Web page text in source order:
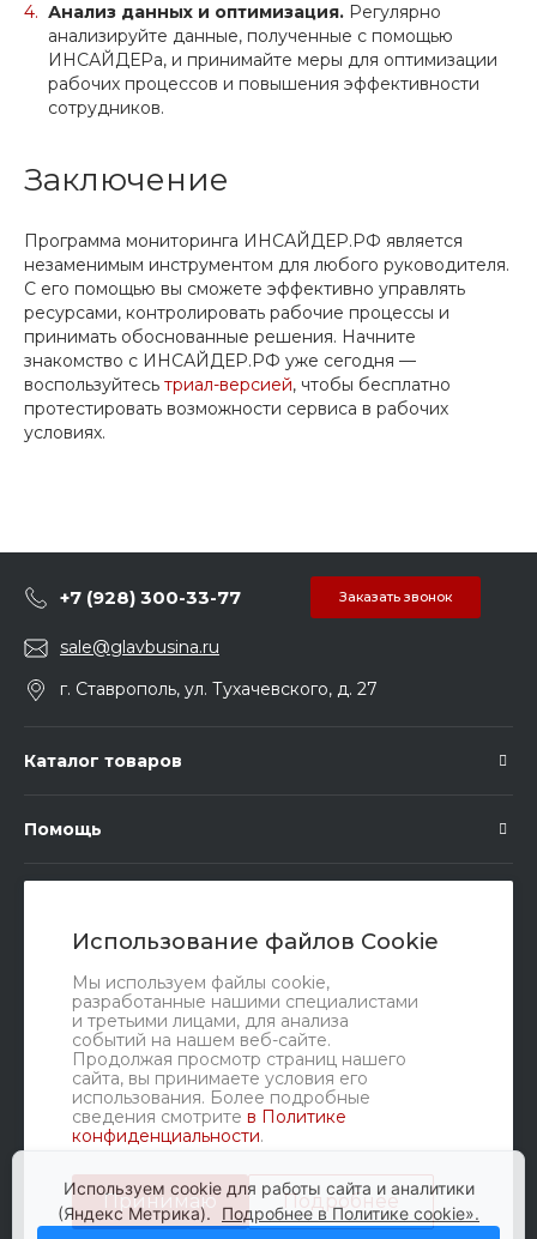
Использование файлов Cookie
Мы используем файлы cookie,
разработанные нашими специалистами
и третьими лицами, для анализа
событий на нашем веб-сайте.
Продолжая просмотр страниц нашего
сайта, вы принимаете условия его
использования. Более подробные
сведения смотрите в Политике
конфиденциальности.
Принимаю Подробнее
Анализ данных и оптимизация. Регулярно
анализируйте данные, полученные с помощью
ИНСАЙДЕРа, и принимайте меры для оптимизации
рабочих процессов и повышения эффективности
сотрудников.
Заключение
Программа мониторинга ИНСАЙДЕР.РФ является
незаменимым инструментом для любого руководителя.
С его помощью вы сможете эффективно управлять
ресурсами, контролировать рабочие процессы и
принимать обоснованные решения. Начните
знакомство с ИНСАЙДЕР.РФ уже сегодня —
воспользуйтесь триал-версией, чтобы бесплатно
протестировать возможности сервиса в рабочих
условиях.
+7 (928) 300-33-77 Заказать звонок
sale@glavbusina.ru
г. Ставрополь, ул. Тухачевского, д. 27
Каталог товаров
Помощь
Мы в соц. сетях
Используем cookie для работы сайта и аналитики
(Яндекс Метрика). Подробнее в Политике cookie».